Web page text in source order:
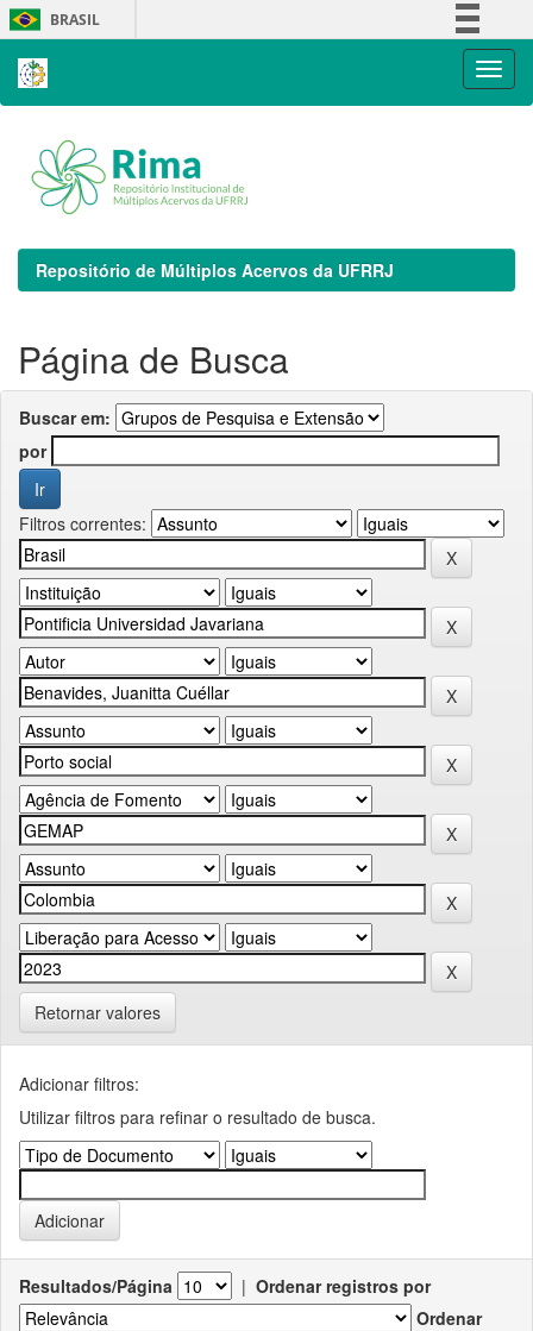
Skip
navigation
BRASIL
Repositório de Múltiplos Acervos da UFRRJ
Página de Busca
Buscar em:
por
Filtros correntes:
Retornar valores
Adicionar filtros:
Utilizar filtros para refinar o resultado de busca.
Resultados/Página | Ordenar registros por
Ordenar